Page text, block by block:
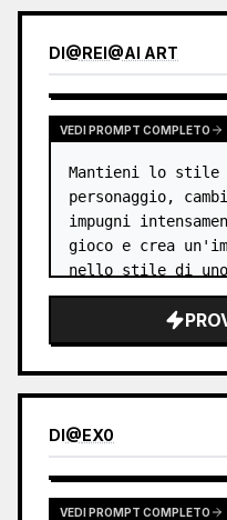
DI@REI@AI ART
VEDI PROMPT COMPLETO
Mantieni lo stile
personaggio,
impugni
gioco e crea
nello stile di
una VTuber
Sembrano un po'
rend…
DI@EX0
VEDI PROMPT COMPLETO